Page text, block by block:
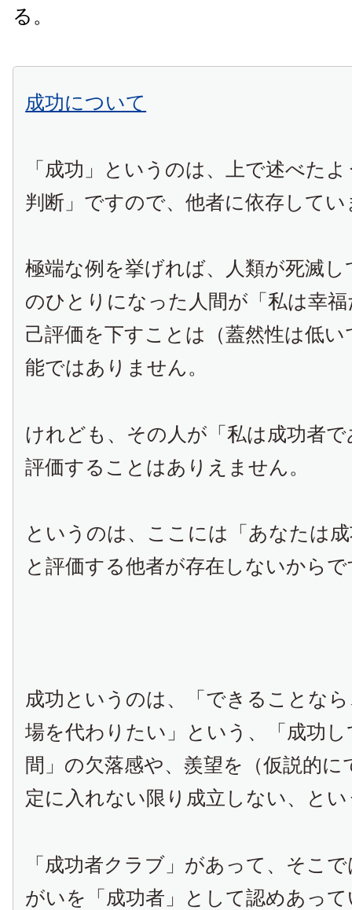
る。
成功について
「成功」というのは、上で述べた
判断」ですので、他者に依存してい
極端な例を挙げれば、人類が死滅し
のひとりになった人間が「私は幸
己評価を下すことは（蓋然性は低
能ではありません。
けれども、その人が「私は成功者
評価することはありえません。
というのは、ここには「あなたは
と評価する他者が存在しないから
成功というのは、「できることな
場を代わりたい」という、「成功
間」の欠落感や、羨望を（仮説的に
定に入れない限り成立しない、と
「成功者クラブ」があって、そこ
がいを「成功者」として認めあっ